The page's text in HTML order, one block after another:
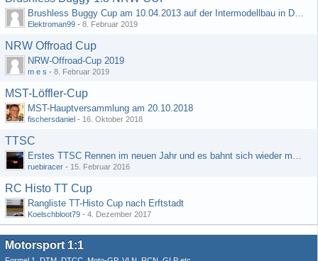
Brushless Buggy Cup am 10.04.2013 auf der Intermodellbau in Dortmund
Elektroman99 - 8. Februar 2019
NRW Offroad Cup
NRW-Offroad-Cup 2019
m e s - 8. Februar 2019
MST-Löffler-Cup
MST-Hauptversammlung am 20.10.2018
fischersdaniel - 16. Oktober 2018
TTSC
Erstes TTSC Rennen im neuen Jahr und es bahnt sich wieder mal eine Rekordteilnehmerzahl an
ruebiracer - 15. Februar 2016
RC Histo TT Cup
Rangliste TT-Histo Cup nach Erftstadt
Koelschbloot79 - 4. Dezember 2017
Motorsport 1:1